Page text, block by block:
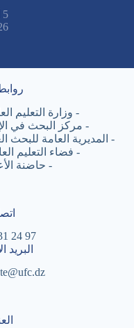
- وزارة التعليم
- مركز البحث في
- المديرية العامة للبحث
- فضاء التعليم
- حاضنة
97 24 31 23 213+
البريد